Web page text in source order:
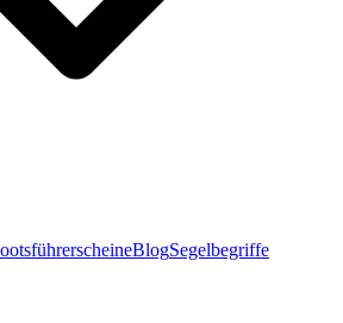
BlogSegelbegriffe